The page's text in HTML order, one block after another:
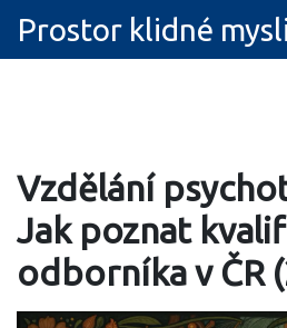
Prostor klidné mysli
Vzdělání
Jak poznat
odborníka v ČR